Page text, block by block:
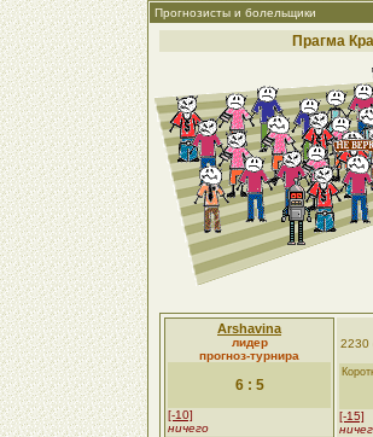
Прогнозисты и болельщики
Прагма
Arshavina
лидер
прогноз-турнира
6 : 5
[-10]
ничего
2230
[-15]